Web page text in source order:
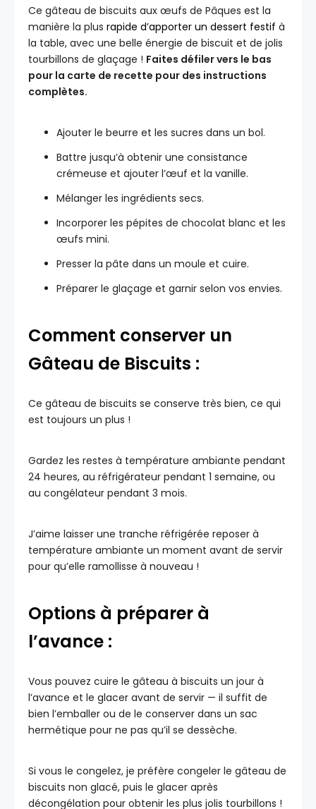
Ce gâteau de biscuits aux œufs de Pâques est la
manière la plus rapide d’apporter un dessert festif à
la table, avec une belle énergie de biscuit et de jolis
tourbillons de glaçage ! Faites défiler vers le bas
pour la carte de recette pour des instructions
complètes.
Ajouter le beurre et les sucres dans un bol.
Battre jusqu’à obtenir une consistance
crémeuse et ajouter l’œuf et la vanille.
Mélanger les ingrédients secs.
Incorporer les pépites de chocolat blanc et les
œufs mini.
Presser la pâte dans un moule et cuire.
Préparer le glaçage et garnir selon vos envies.
Comment conserver un
Gâteau de Biscuits :
Ce gâteau de biscuits se conserve très bien, ce qui
est toujours un plus !
Gardez les restes à température ambiante pendant
24 heures, au réfrigérateur pendant 1 semaine, ou
au congélateur pendant 3 mois.
J’aime laisser une tranche réfrigérée reposer à
température ambiante un moment avant de servir
pour qu’elle ramollisse à nouveau !
Options à préparer à
l’avance :
Vous pouvez cuire le gâteau à biscuits un jour à
l’avance et le glacer avant de servir — il suffit de
bien l’emballer ou de le conserver dans un sac
hermétique pour ne pas qu’il se dessèche.
Si vous le congelez, je préfère congeler le gâteau de
biscuits non glacé, puis le glacer après
décongélation pour obtenir les plus jolis tourbillons !